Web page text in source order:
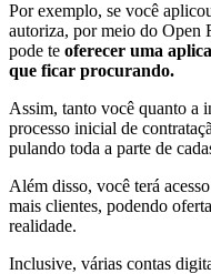
Por exemplo, se você
autoriza, por meio do Open
pode te oferecer uma
que ficar procurando.
Assim, tanto você quanto a
processo inicial de
pulando toda a parte de
Além disso, você terá
mais clientes, podendo
realidade.
Inclusive, várias contas